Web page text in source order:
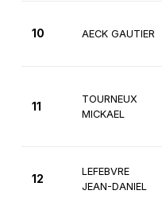
10 AECK GAUTIER
11
TOURNEUX
MICKAEL
12
LEFEBVRE
JEAN-DANIEL